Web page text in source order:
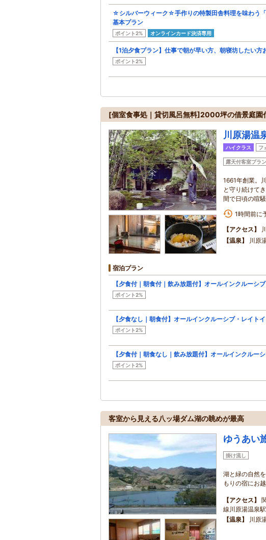
☆シルバーウィーク☆手作りの特製田舎料理を味わう
基本プラン
ポイント2% オンラインカード決済専用
【1泊夕食プラン】仕事で朝が早い方、朝寝坊したい方
ポイント2%
[個室食事処｜貸切風呂無料]2000坪の借景庭園
川原湯
ハイクラス フ
露天付客室プラ
1661年創業。
と守り続けて
間で日頃の喧
1時間前に
【アクセス】
【温泉】 川原
宿泊プラン
【夕食付｜朝食付｜飲み放題付】オールインクルーシ
ポイント2%
【夕食なし｜朝食付】オールインクルーシブ・レイト
ポイント2%
【夕食付｜朝食なし｜飲み放題付】オールインクルー
ポイント2%
客室から見える八ッ場ダム湖の眺めが最高
ゆうあい
掛け流し
湖と緑の自然
もりの宿にお
【アクセス】
線川原湯温泉
【温泉】 川原